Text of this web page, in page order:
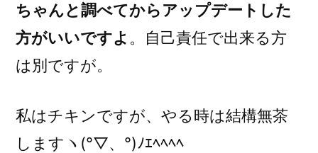
ちゃんと調べてからアップデートした
方がいいですよ 。自己責任で出来る方
は別ですが。
私はチキンですが、やる時は結構無茶
しますヽ(°▽、°)ﾉｴﾍﾍﾍﾍ